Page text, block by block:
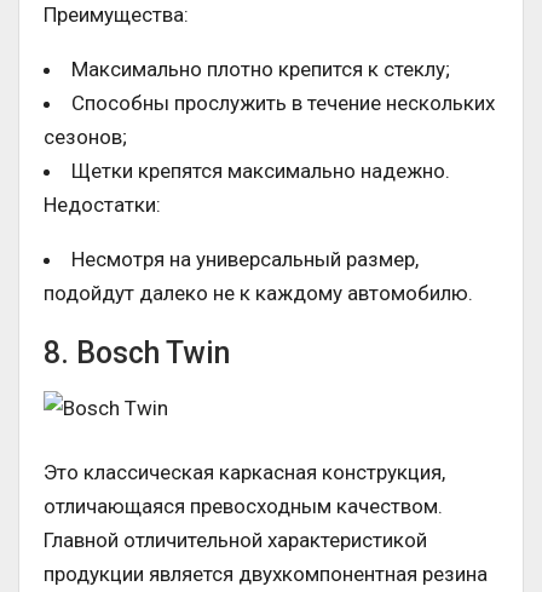
Преимущества:
Максимально плотно крепится к стеклу;
Способны прослужить в течение нескольких
сезонов;
Щетки крепятся максимально надежно.
Недостатки:
Несмотря на универсальный размер,
подойдут далеко не к каждому автомобилю.
8. Bosch Twin
Это классическая каркасная конструкция,
отличающаяся превосходным качеством.
Главной отличительной характеристикой
продукции является двухкомпонентная резина